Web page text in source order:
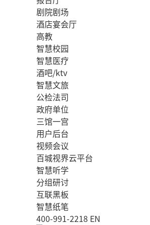
剧院剧场
酒店宴会厅
高教
智慧校园
智慧医疗
酒吧/ktv
智慧文旅
公检法司
政府单位
三馆一宫
用户后台
视频会议
百城视界云平台
智慧听学
分组研讨
互联黑板
智慧纸笔
400-991-2218 EN